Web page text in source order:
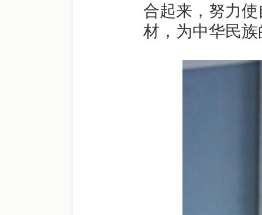
合起来，努力
材，为中华民